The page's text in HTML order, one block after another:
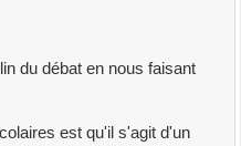
du débat en nous faisant
est qu'il s'agit d'un